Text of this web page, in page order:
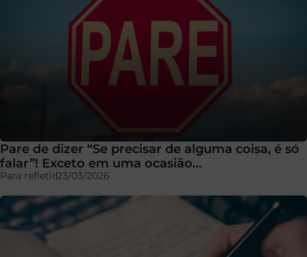
Pare de dizer “Se precisar de alguma coisa, é só
falar”! Exceto em uma ocasião…
Para refletir23/03/2026